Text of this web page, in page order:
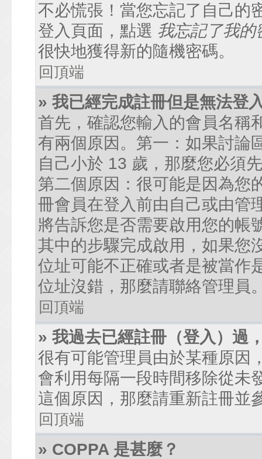
不必慌張！當您忘記了自己的
登入頁面，點選 我忘記了我的
很快地獲得新的隨機密碼。
回頂端
» 我已經完成註冊但是無法登
首先，確認您輸入的會員名稱
有兩個原因。第一：如果討論
自己小於 13 歲，那麼您必須
第二個原因：很可能是因為您
冊會員在登入前由自己或由管
將告訴您是否需要啟用您的帳
其中的步驟完成啟用，如果您
位址可能不正確或者是被當作
位址沒錯，那麼請聯絡管理員
回頂端
» 我過去已經註冊（登入）過
很有可能管理員由於某種原因
會利用每隔一段時間移除從未
這個原因，那麼請重新註冊並
回頂端
» COPPA 是甚麼？